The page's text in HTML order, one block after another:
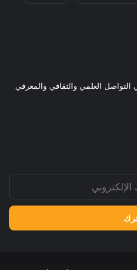
العلمي والثقافي والمعرفي